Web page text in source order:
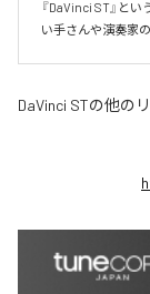
『DaVinci ST』と
い手さんや演奏家
DaVinci STの他の